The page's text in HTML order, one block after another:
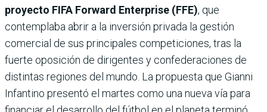
proyecto FIFA Forward Enterprise (FFE), que
contemplaba abrir a la inversión privada la gestión
comercial de sus principales competiciones, tras la
fuerte oposición de dirigentes y confederaciones de
distintas regiones del mundo. La propuesta que Gianni
Infantino presentó el martes como una nueva vía para